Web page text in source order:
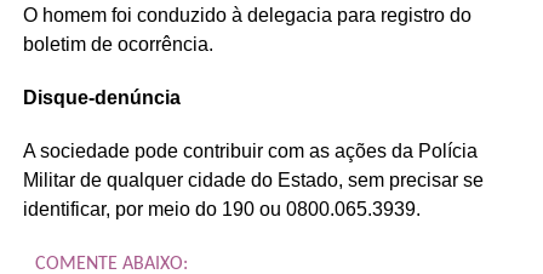
O homem foi conduzido à delegacia para registro do
boletim de ocorrência.
Disque-denúncia
A sociedade pode contribuir com as ações da Polícia
Militar de qualquer cidade do Estado, sem precisar se
identificar, por meio do 190 ou 0800.065.3939.
COMENTE ABAIXO: